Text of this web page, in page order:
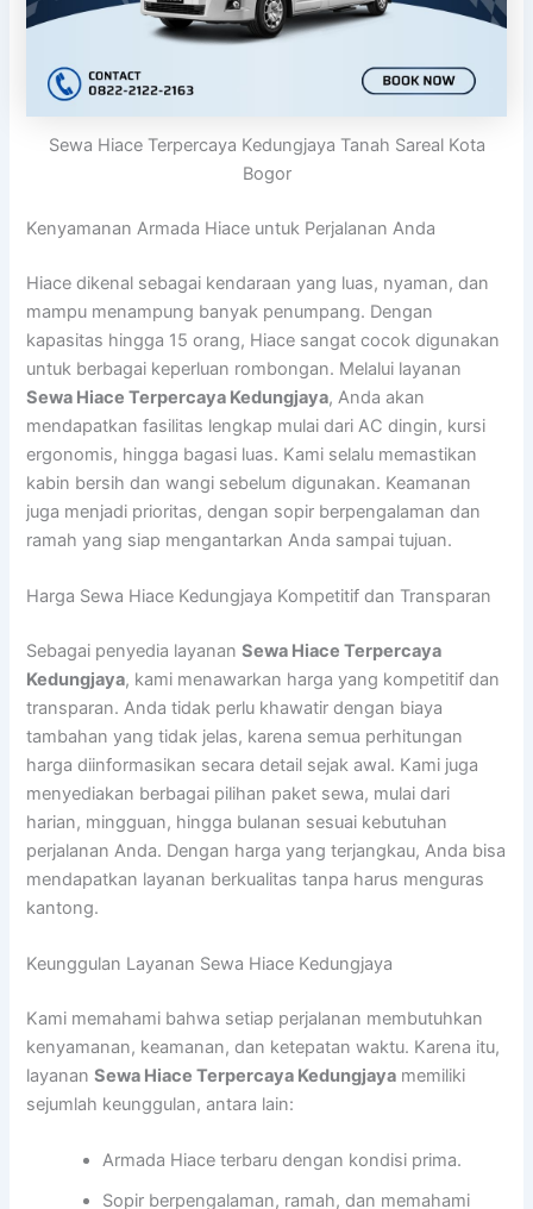
Sewa Hiace Terpercaya Kedungjaya Tanah Sareal Kota
Bogor
Kenyamanan Armada Hiace untuk Perjalanan Anda
Hiace dikenal sebagai kendaraan yang luas, nyaman, dan
mampu menampung banyak penumpang. Dengan
kapasitas hingga 15 orang, Hiace sangat cocok digunakan
untuk berbagai keperluan rombongan. Melalui layanan
Sewa Hiace Terpercaya Kedungjaya, Anda akan
mendapatkan fasilitas lengkap mulai dari AC dingin, kursi
ergonomis, hingga bagasi luas. Kami selalu memastikan
kabin bersih dan wangi sebelum digunakan. Keamanan
juga menjadi prioritas, dengan sopir berpengalaman dan
ramah yang siap mengantarkan Anda sampai tujuan.
Harga Sewa Hiace Kedungjaya Kompetitif dan Transparan
Sebagai penyedia layananSewa Hiace Terpercaya
Kedungjaya, kami menawarkan harga yang kompetitif dan
transparan. Anda tidak perlu khawatir dengan biaya
tambahan yang tidak jelas, karena semua perhitungan
harga diinformasikan secara detail sejak awal. Kami juga
menyediakan berbagai pilihan paket sewa, mulai dari
harian, mingguan, hingga bulanan sesuai kebutuhan
perjalanan Anda. Dengan harga yang terjangkau, Anda bisa
mendapatkan layanan berkualitas tanpa harus menguras
kantong.
Keunggulan Layanan Sewa Hiace Kedungjaya
Kami memahami bahwa setiap perjalanan membutuhkan
kenyamanan, keamanan, dan ketepatan waktu. Karena itu,
layananSewa Hiace Terpercaya Kedungjaya memiliki
sejumlah keunggulan, antara lain:
Armada Hiace terbaru dengan kondisi prima.
Sopir berpengalaman, ramah, dan memahami